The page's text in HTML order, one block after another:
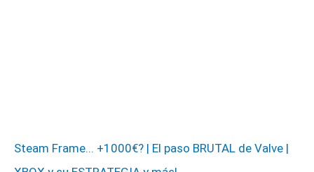
Steam Frame... +1000€? | El paso BRUTAL de Valve |